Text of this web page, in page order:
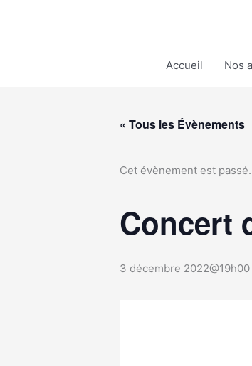
Accueil
Nos
« Tous les Évènements
Cet évènement est passé.
Concert
3 décembre 2022@19h00